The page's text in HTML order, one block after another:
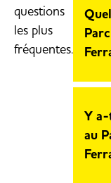
questions
les plus
fréquentes.
à
et
se
Y
au